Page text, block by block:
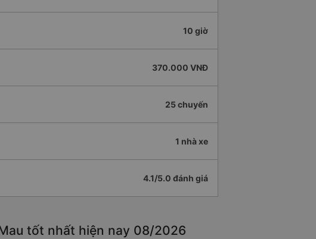
10 giờ
370.000 VNĐ
25 chuyến
1 nhà xe
4.1/5.0 đánh giá
tốt nhất hiện nay 08/2026